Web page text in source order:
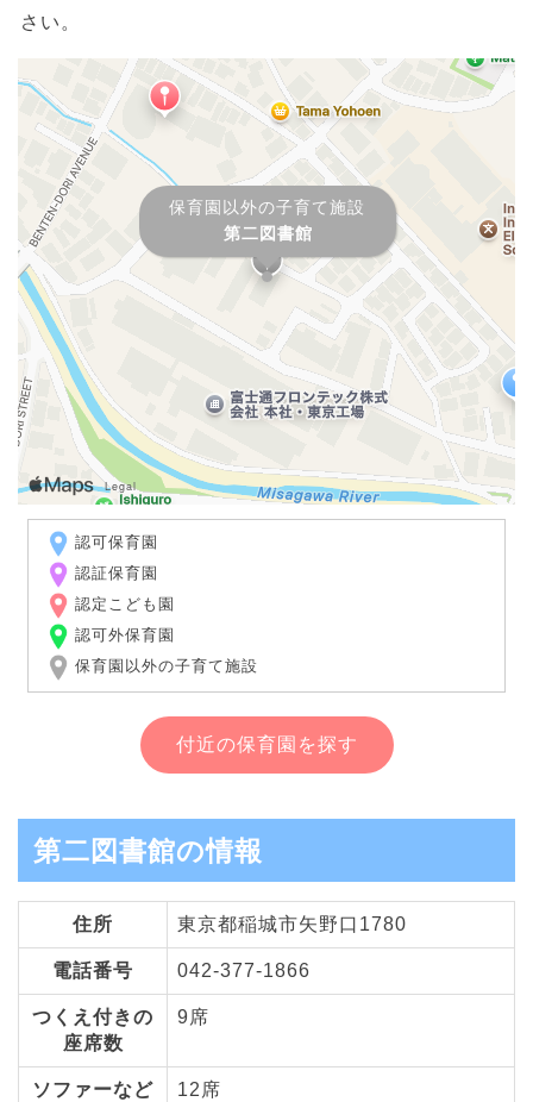
さい。
保育園以外の子育て施設
第二図書館
認可保育園
認証保育園
認定こども園
認可外保育園
保育園以外の子育て施設
付近の保育園を探す
第二図書館の情報
住所 東京都稲城市矢野口1780
電話番号 042-377-1866
つくえ付きの
座席数
9席
ソファーなど
12席